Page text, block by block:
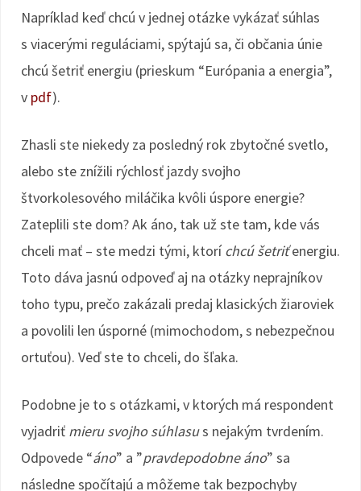
Napríklad keď chcú v jednej otázke vykázať súhlas
s viacerými reguláciami, spýtajú sa, či občania únie
chcú šetriť energiu (prieskum “Európania a energia”,
v pdf).
Zhasli ste niekedy za posledný rok zbytočné svetlo,
alebo ste znížili rýchlosť jazdy svojho
štvorkolesového miláčika kvôli úspore energie?
Zateplili ste dom? Ak áno, tak už ste tam, kde vás
chceli mať – ste medzi tými, ktoríchcúšetriťenergiu.
Toto dáva jasnú odpoveď aj na otázky neprajníkov
toho typu, prečo zakázali predaj klasických žiaroviek
a povolili len úsporné (mimochodom, s nebezpečnou
ortuťou). Veď ste to chceli, do šľaka.
Podobne je to s otázkami, v ktorých má respondent
vyjadriť mieru svojho súhlasus nejakým tvrdením.
Odpovede “áno” a ”pravdepodobne áno” sa
následne spočítajú a môžeme tak bezpochyby